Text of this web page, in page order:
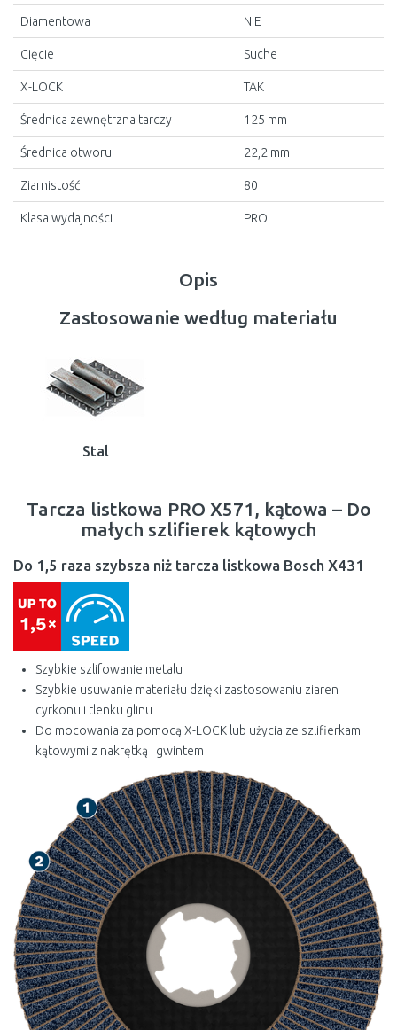
Opis
Zastosowanie według materiału
Stal
Tarcza listkowa PRO X571, kątowa – Do
małych szlifierek kątowych
Do 1,5 raza szybsza niż tarcza listkowa Bosch X431
Szybkie szlifowanie metalu
Szybkie usuwanie materiału dzięki zastosowaniu ziaren
cyrkonu i tlenku glinu
Do mocowania za pomocą X-LOCK lub użycia ze szlifierkami
kątowymi z nakrętką i gwintem
Diamentowa NIE
Cięcie Suche
X-LOCK TAK
Średnica zewnętrzna tarczy 125 mm
Średnica otworu 22,2 mm
Ziarnistość 80
Klasa wydajności PRO